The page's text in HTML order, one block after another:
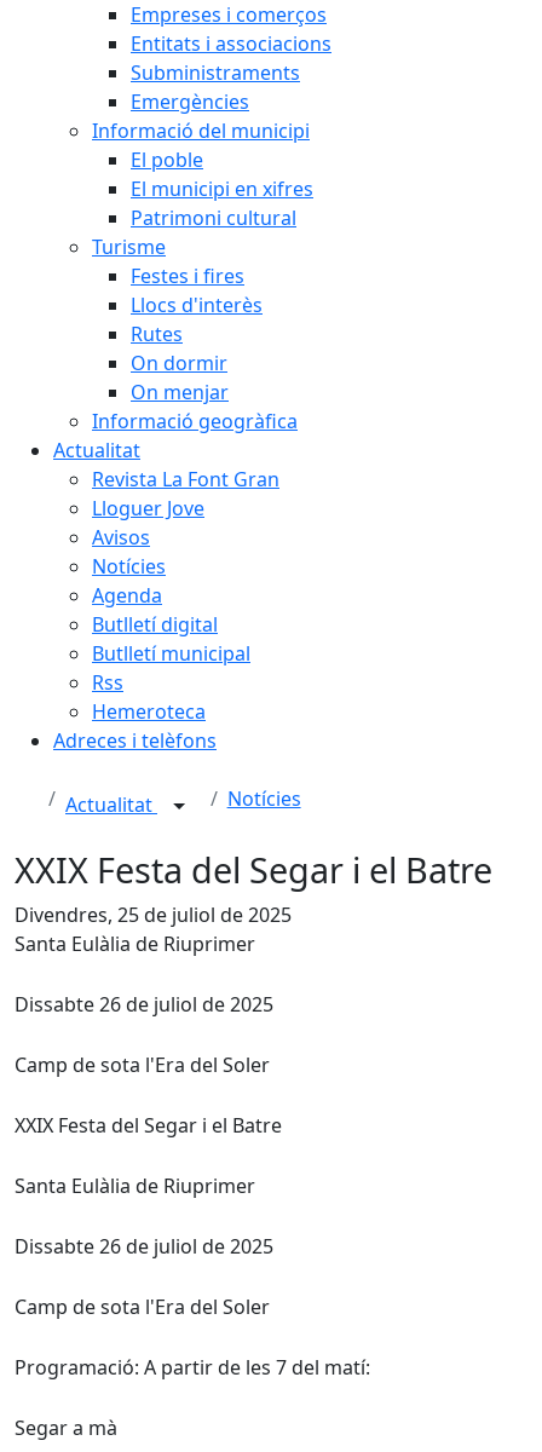
Empreses i comerços
Entitats i associacions
Subministraments
Emergències
Informació del municipi
El poble
El municipi en xifres
Patrimoni cultural
Turisme
Festes i fires
Llocs d'interès
Rutes
On dormir
On menjar
Informació geogràfica
Actualitat
Revista La Font Gran
Lloguer Jove
Avisos
Notícies
Agenda
Butlletí digital
Butlletí municipal
Rss
Hemeroteca
Adreces i telèfons
Actualitat Notícies
XXIX Festa del Segar i el Batre
Divendres, 25 de juliol de 2025
Santa Eulàlia de Riuprimer
Dissabte 26 de juliol de 2025
Camp de sota l'Era del Soler
XXIX Festa del Segar i el Batre
Santa Eulàlia de Riuprimer
Dissabte 26 de juliol de 2025
Camp de sota l'Era del Soler
Programació: A partir de les 7 del matí:
Segar a mà